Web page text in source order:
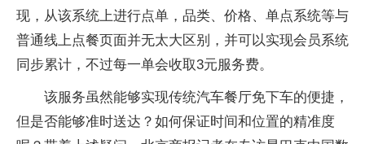
现，从该系统上进行点单，品类、价格、单点系统等与
普通线上点餐页面并无太大区别，并可以实现会员系统
同步累计，不过每一单会收取3元服务费。
该服务虽然能够实现传统汽车餐厅免下车的便捷，
但是否能够准时送达？如何保证时间和位置的精准度